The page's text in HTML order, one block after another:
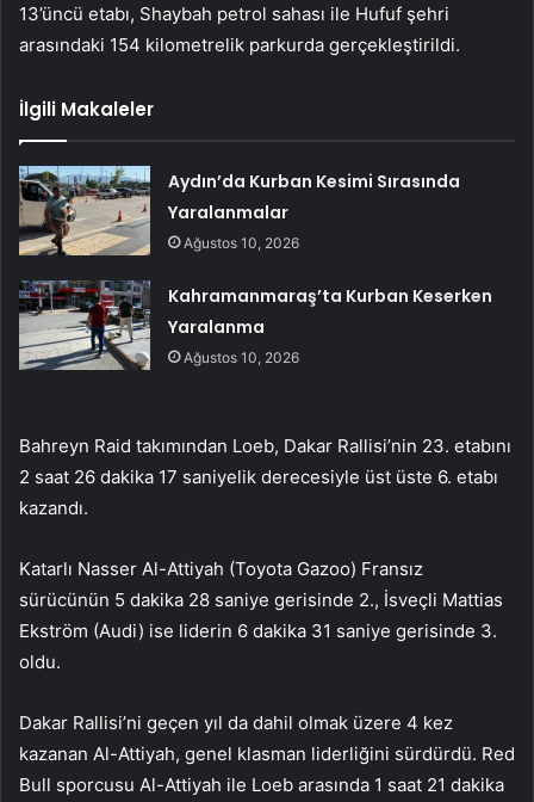
13’üncü etabı, Shaybah petrol sahası ile Hufuf şehri
arasındaki 154 kilometrelik parkurda gerçekleştirildi.
İlgili Makaleler
Aydın’da Kurban Kesimi Sırasında
Yaralanmalar
Ağustos 10, 2026
Kahramanmaraş’ta Kurban Keserken
Yaralanma
Ağustos 10, 2026
Bahreyn Raid takımından Loeb, Dakar Rallisi’nin 23. etabını
2 saat 26 dakika 17 saniyelik derecesiyle üst üste 6. etabı
kazandı.
Katarlı Nasser Al-Attiyah (Toyota Gazoo) Fransız
sürücünün 5 dakika 28 saniye gerisinde 2., İsveçli Mattias
Ekström (Audi) ise liderin 6 dakika 31 saniye gerisinde 3.
oldu.
Dakar Rallisi’ni geçen yıl da dahil olmak üzere 4 kez
kazanan Al-Attiyah, genel klasman liderliğini sürdürdü. Red
Bull sporcusu Al-Attiyah ile Loeb arasında 1 saat 21 dakika